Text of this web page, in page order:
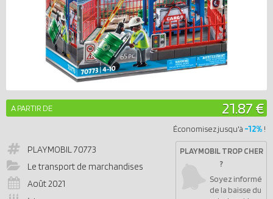
A PARTIR DE 21.87 €
Économisez jusqu'à -12% !
PLAYMOBIL70773
Le transport de marchandises
Août 2021
PLAYMOBIL TROP CHER
?
Soyez informé
de la baisse du